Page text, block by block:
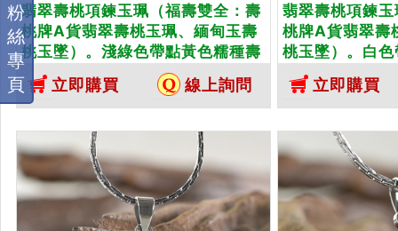
翡翠壽桃項鍊玉珮（福壽雙全：壽
桃牌A貨翡翠壽桃玉珮、緬甸玉壽
桃玉墜）。淺綠色帶點黃色糯種壽
桃，FW221。客製化訂做各種翡翠
壽桃吊墜玉珮項鍊。★附A貨翡翠
雙證書
立即購買 線上詢問
翡翠壽桃項鍊
桃牌A貨翡翠壽
桃玉墜）。白
桃，FW222。
翠壽桃吊墜玉
翠雙證書
立即購買
粉
絲
專
頁